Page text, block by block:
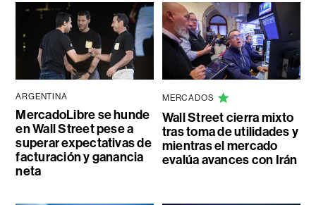
ARGENTINA
MercadoLibre se hunde
en Wall Street pese a
superar expectativas de
facturación y ganancia
neta
MERCADOS
Wall Street cierra mixto
tras toma de utilidades y
mientras el mercado
evalúa avances con Irán